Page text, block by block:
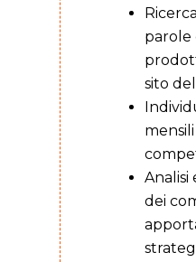
parole
sito
dei